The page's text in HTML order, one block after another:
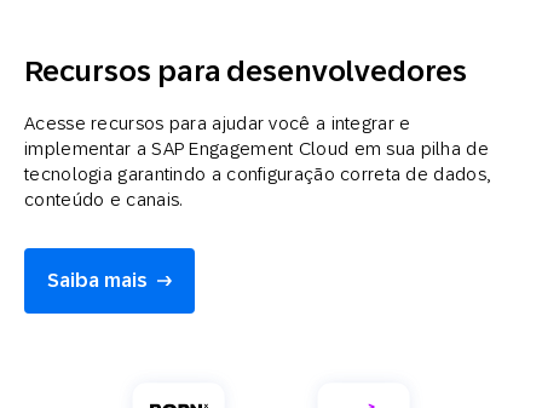
Recursos para desenvolvedores
Acesse recursos para ajudar você a integrar e
implementar a SAP Engagement Cloud em sua pilha de
tecnologia garantindo a configuração correta de dados,
conteúdo e canais.
Saiba mais